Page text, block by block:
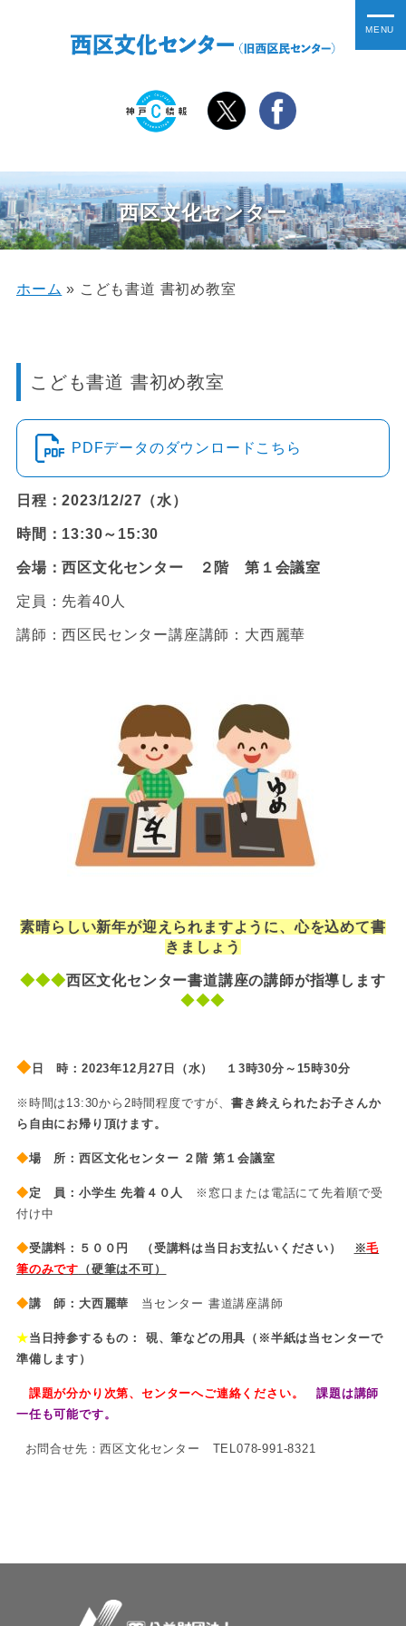
西区文化センター
ホーム » こども書道 書初め教室
こども書道 書初め教室
PDFデータのダウンロードこちら
日程：2023/12/27（水）
時間：13:30～15:30
会場：西区文化センター ２階 第１会議室
定員：先着40人
講師：西区民センター講座講師：大西麗華
素晴らしい新年が迎えられますように、心を込めて書
きましょう
◆◆◆西区文化センター書道講座の講師が指導します
◆◆◆
◆ 日 時：2023年12 月27 日（水） １3時30分～15時30分
※時間は13:30から2時間程度ですが、 書き終えられたお子さんか
ら自由にお帰り頂けます。
◆場 所： 西区文化センター ２階 第１会議室
◆定 員： 小学生 先着４０人
※窓口または電話にて先着順で受
付け中
◆受講料： ５００円 （受講料は当日お支払いください） ※毛
筆のみです （硬筆は不可）
◆講 師 ：大西麗華 当センター 書道講座講師
★当日持参するもの： 硯、筆などの用具（※半紙は当センターで
準備します）
課題が分かり次第、センターへご連絡ください。
課題は講師
一任も可能です。
お問合せ先：西区文化センター TEL078-991-8321